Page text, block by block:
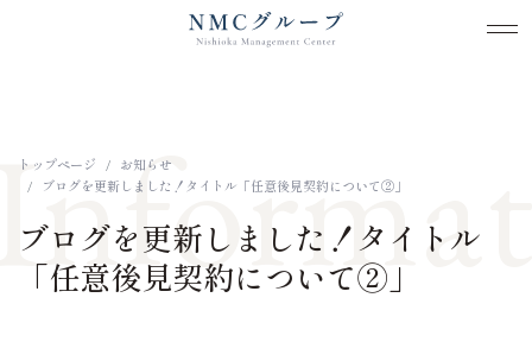
トップページ
お知らせ
ブログを更新しました！タイトル「任意後見契約について②」
ブログを更新しました！タイトル
「任意後見契約について②」